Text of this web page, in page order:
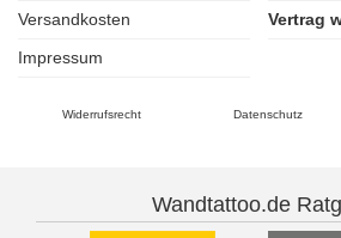
Versandkosten
Vertrag
Impressum
Widerrufsrecht Datenschutz
Wandtattoo.de